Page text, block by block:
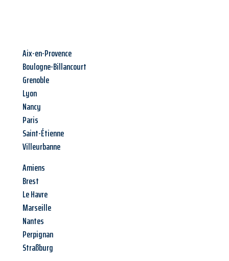
Aix-en-Provence
Boulogne-Billancourt
Grenoble
Lyon
Nancy
Paris
Saint-Étienne
Villeurbanne
Amiens
Brest
Le Havre
Marseille
Nantes
Perpignan
Straßburg